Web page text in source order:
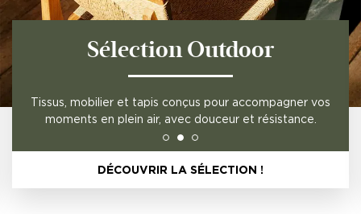
Sélection Outdoor
Tissus, mobilier et tapis conçus pour accompagner vos
moments en plein air, avec douceur et résistance.
DÉCOUVRIR LA SÉLECTION !